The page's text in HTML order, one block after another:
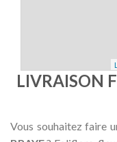
LIVRAISON
Vous souhaitez faire